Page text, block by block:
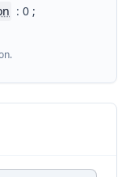
: 0 ;